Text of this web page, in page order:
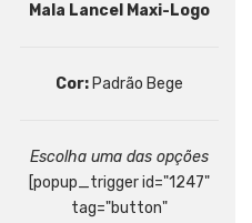
Mala Lancel Maxi-Logo
Cor: Padrão Bege
Escolha uma das opções
[popup_trigger id="1247"
tag="button"